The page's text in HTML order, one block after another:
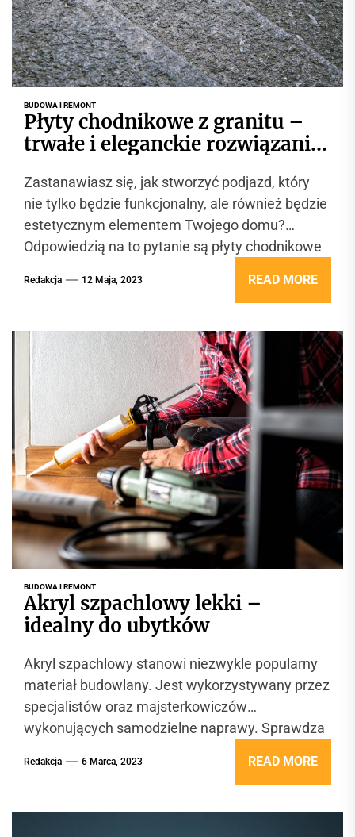
BUDOWA I REMONT
Płyty chodnikowe z granitu –
trwałe i eleganckie rozwiązanie
Zastanawiasz się, jak stworzyć podjazd, który
nie tylko będzie funkcjonalny, ale również będzie
estetycznym elementem Twojego domu?
Odpowiedzią na to pytanie są płyty chodnikowe
Redakcja 12 Maja, 2023 READ MORE
BUDOWA I REMONT
Akryl szpachlowy lekki –
idealny do ubytków
Akryl szpachlowy stanowi niezwykle popularny
materiał budowlany. Jest wykorzystywany przez
specjalistów oraz majsterkowiczów
wykonujących samodzielne naprawy. Sprawdza
wykończeniowych. Podpowiadamy, jakie...
Redakcja 6 Marca, 2023 READ MORE